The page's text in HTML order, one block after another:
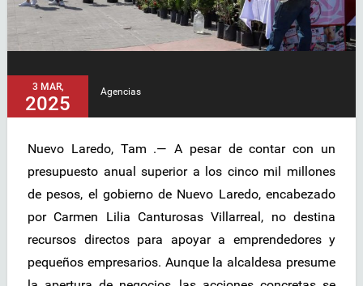
3 MAR,
2025
Agencias
Nuevo Laredo, Tam .— A pesar de contar con un
presupuesto anual superior a los cinco mil millones
de pesos, el gobierno de Nuevo Laredo, encabezado
por Carmen Lilia Canturosas Villarreal, no destina
recursos directos para apoyar a emprendedores y
pequeños empresarios. Aunque la alcaldesa presume